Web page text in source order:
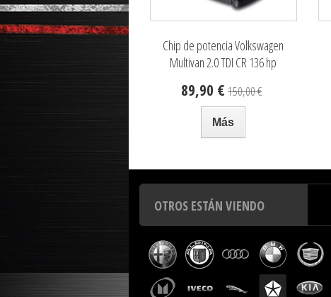
Chip de potencia Volkswagen
Multivan 2.0 TDI CR 136 hp
89,90 € 150,00 €
Más
OTROS ESTÁN VIENDO